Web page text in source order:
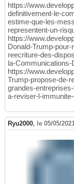
https://
definitivement-le-
estime-que-les-
representent-un-
https://
Donald-Trump-
reecriture-des-
la-
https://
Trump-propose-de-
grandes-
a-reviser-l-
Ryu2000, le 05/05/